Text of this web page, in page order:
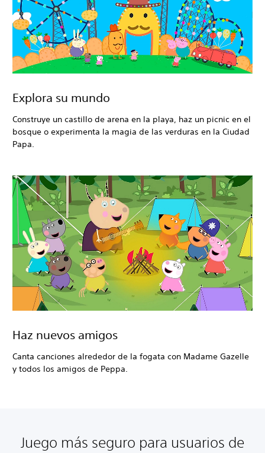
Explora su mundo
Construye un castillo de arena en la playa, haz un picnic en el
bosque o experimenta la magia de las verduras en la Ciudad
Papa.
Haz nuevos amigos
Canta canciones alrededor de la fogata con Madame Gazelle
y todos los amigos de Peppa.
Juego más seguro para usuarios de